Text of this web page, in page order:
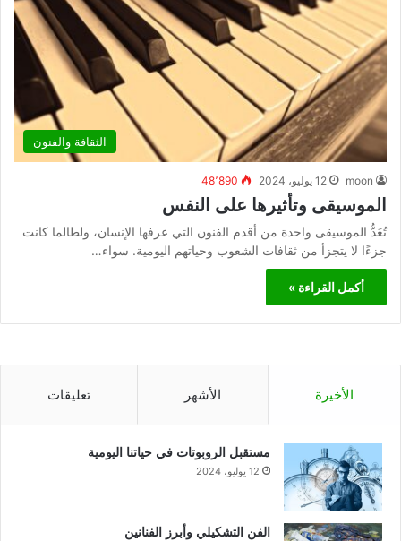
الثقافة والفنون
moon 12 يوليو، 2024 48٬890
الموسيقى وتأثيرها على النفس
تُعَدُّ الموسيقى واحدة من أقدم الفنون التي عرفها الإنسان، ولطالما كانت
جزءًا لا يتجزأ من ثقافات الشعوب وحياتهم اليومية. سواء…
أكمل القراءة »
الأخيرة الأشهر تعليقات
مستقبل الروبوتات في حياتنا اليومية
12 يوليو، 2024
الفن التشكيلي وأبرز الفنانين